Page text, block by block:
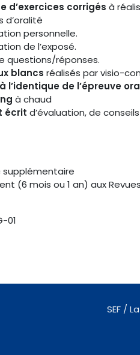
d’exercices corrigés à
d’oralité
personnelle.
de l’exposé.
questions/réponses.
blancs réalisés par visio-
à l’identique de l’épreuve
à chaud
écrit d’évaluation, de
supplémentaire
(6 mois ou 1 an) aux
01
SEF /